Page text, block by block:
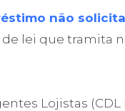
não
lei que tramita
Lojistas